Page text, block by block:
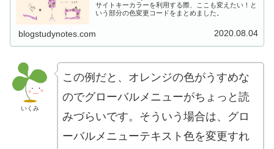
サイトキーカラーを利用する際、ここも変えたい！と
いう部分の色変更コードをまとめました。
blogstudynotes.com 2020.08.04
いくみ
この例だと、オレンジの色がうすめな
のでグローバルメニューがちょっと読
みづらいです。そういう場合は、グロ
ーバルメニューテキスト色を変更すれ